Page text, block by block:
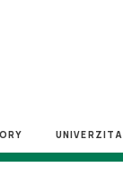
UNIVERZITA